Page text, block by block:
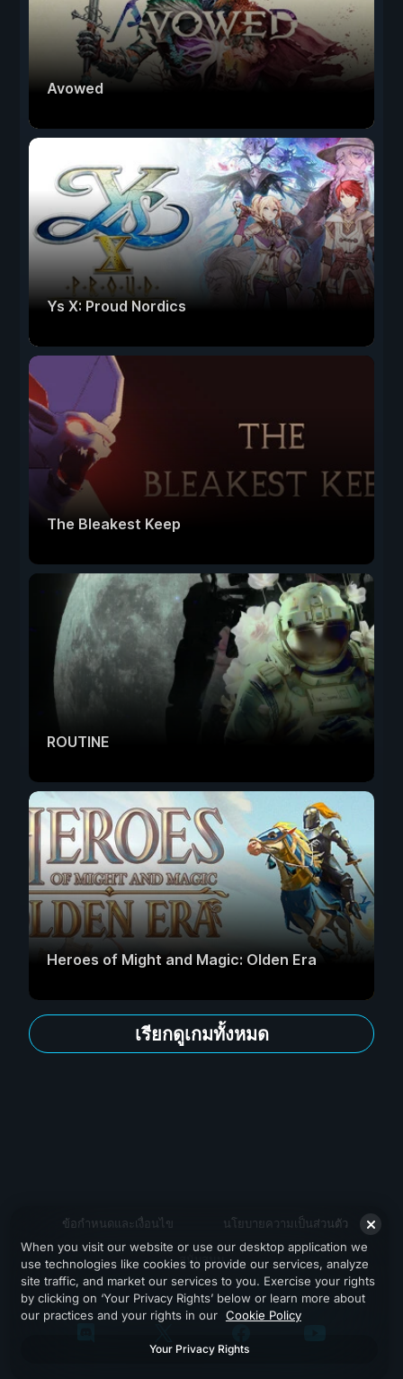
Avowed
Ys X: Proud Nordics
The Bleakest Keep
ROUTINE
Heroes of Might and Magic: Olden Era
เรียกดูเกมทั้งหมด
ข้อกำหนดและเงื่อนไข นโยบายความเป็นส่วนตัว
สนับสนุน
When you visit our website or use our desktop application we
use technologies like cookies to provide our services, analyze
site traffic, and market our services to you. Exercise your rights
by clicking on ‘Your Privacy Rights’ below or learn more about
our practices and your rights in our Cookie Policy
Your Privacy Rights